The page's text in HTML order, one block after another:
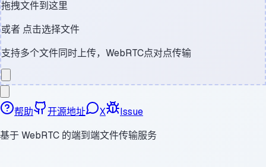
拖拽文件到这里
或者 点击选择文件
支持多个文件同时上传，WebRTC点对点传输
帮助 开源地址 X
Issue
基于 WebRTC 的端到端文件传输服务